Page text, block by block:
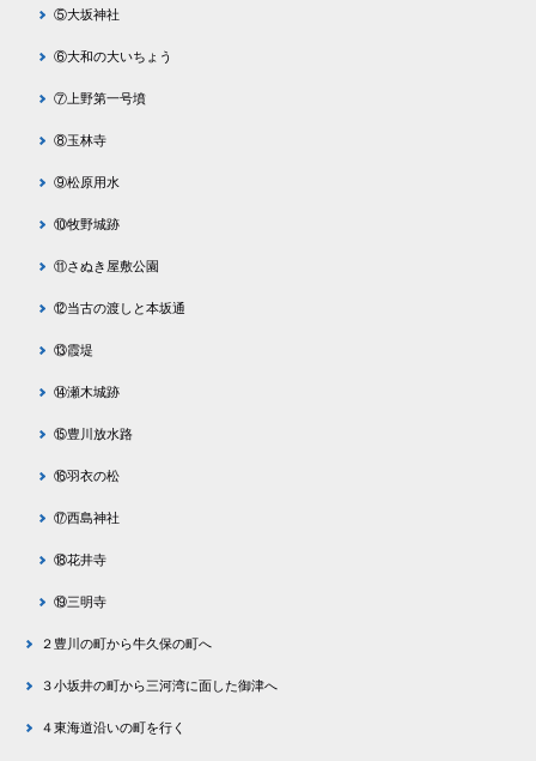
⑤大坂神社
⑥大和の大いちょう
⑦上野第一号墳
⑧玉林寺
⑨松原用水
⑩牧野城跡
⑪さぬき屋敷公園
⑫当古の渡しと本坂通
⑬霞堤
⑭瀬木城跡
⑮豊川放水路
⑯羽衣の松
⑰西島神社
⑱花井寺
⑲三明寺
２豊川の町から牛久保の町へ
３小坂井の町から三河湾に面した御津へ
４東海道沿いの町を行く